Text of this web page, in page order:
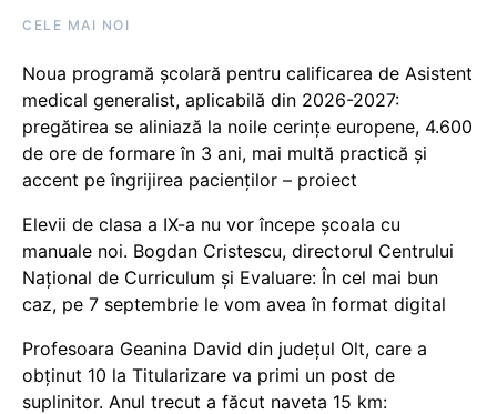
CELE MAI NOI
Noua programă școlară pentru calificarea de Asistent
medical generalist, aplicabilă din 2026-2027:
pregătirea se aliniază la noile cerințe europene, 4.600
de ore de formare în 3 ani, mai multă practică și
accent pe îngrijirea pacienților – proiect
Elevii de clasa a IX-a nu vor începe școala cu
manuale noi. Bogdan Cristescu, directorul Centrului
Național de Curriculum și Evaluare: În cel mai bun
caz, pe 7 septembrie le vom avea în format digital
Profesoara Geanina David din județul Olt, care a
obținut 10 la Titularizare va primi un post de
suplinitor. Anul trecut a făcut naveta 15 km: